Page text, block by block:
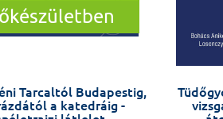
Tarcaltól Budapestig,
a katedráig -